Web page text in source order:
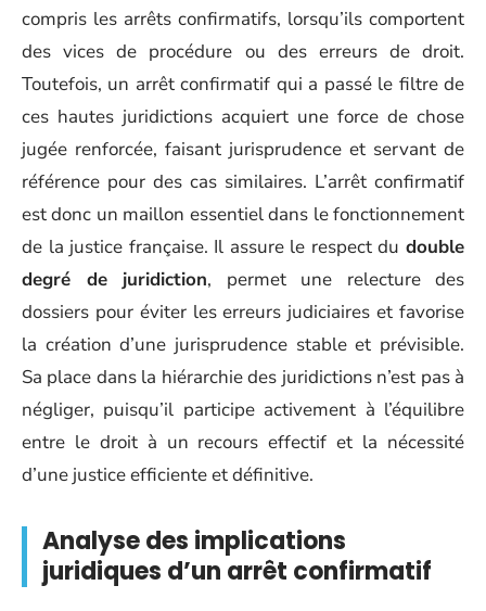
compris les arrêts confirmatifs, lorsqu’ils comportent
des vices de procédure ou des erreurs de droit.
Toutefois, un arrêt confirmatif qui a passé le filtre de
ces hautes juridictions acquiert une force de chose
jugée renforcée, faisant jurisprudence et servant de
référence pour des cas similaires. L’arrêt confirmatif
est donc un maillon essentiel dans le fonctionnement
de la justice française. Il assure le respect du double
degré de juridiction, permet une relecture des
dossiers pour éviter les erreurs judiciaires et favorise
la création d’une jurisprudence stable et prévisible.
Sa place dans la hiérarchie des juridictions n’est pas à
négliger, puisqu’il participe activement à l’équilibre
entre le droit à un recours effectif et la nécessité
d’une justice efficiente et définitive.
Analyse des implications
juridiques d’un arrêt confirmatif